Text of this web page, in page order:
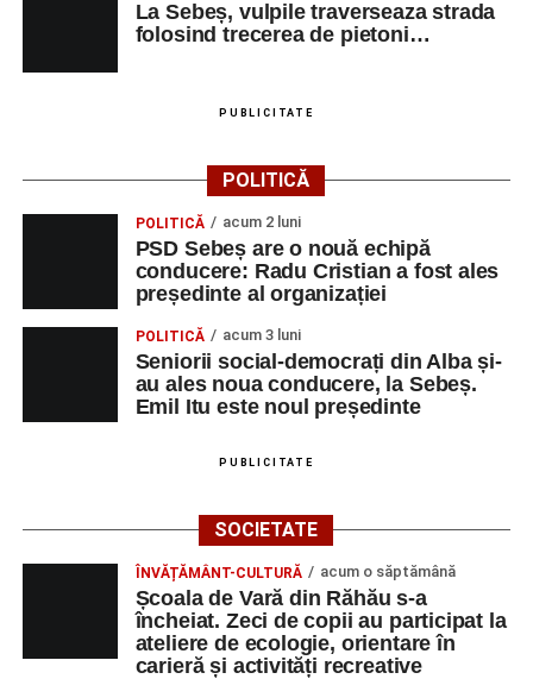
La Sebeș, vulpile traverseaza strada
folosind trecerea de pietoni…
PUBLICITATE
POLITICĂ
POLITICĂ acum 2 luni
PSD Sebeș are o nouă echipă
conducere: Radu Cristian a fost ales
președinte al organizației
POLITICĂ acum 3 luni
Seniorii social-democrați din Alba și-
au ales noua conducere, la Sebeș.
Emil Itu este noul președinte
PUBLICITATE
SOCIETATE
ÎNVĂȚĂMÂNT-CULTURĂ acum o săptămână
Școala de Vară din Răhău s-a
încheiat. Zeci de copii au participat la
ateliere de ecologie, orientare în
carieră și activități recreative